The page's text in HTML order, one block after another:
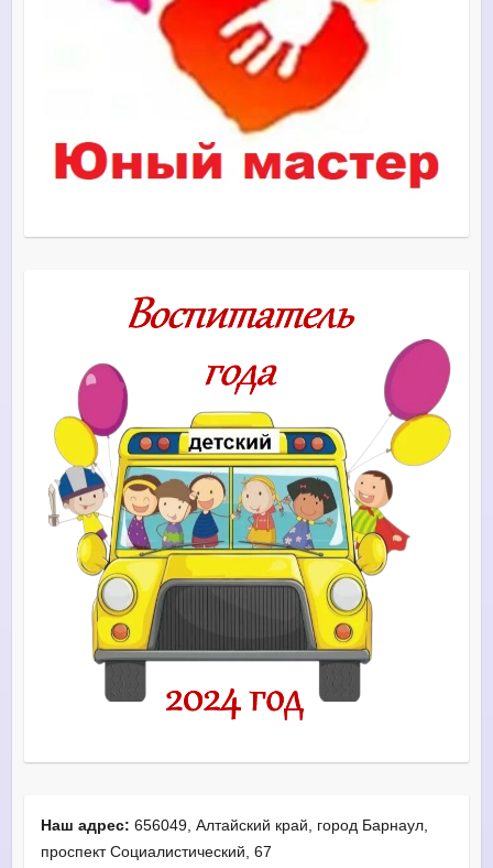
Наш адрес: 656049, Алтайский край, город Барнаул,
проспект Социалистический, 67